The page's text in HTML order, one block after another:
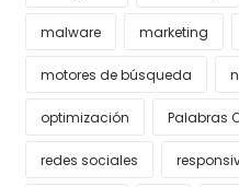
malware marketing
motores de búsqueda
optimización Palabras
redes sociales